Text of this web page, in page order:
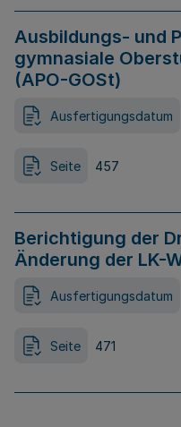
Ausbildungs- und
gymnasiale
(APO-GOSt)
Ausfertigungsdatum
Seite 457
Berichtigung der
Änderung der LK-
Ausfertigungsdatum
Seite 471